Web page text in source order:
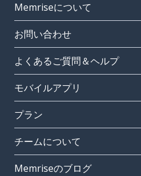
Memriseについて
お問い合わせ
よくあるご質問＆ヘルプ
モバイルアプリ
プラン
チームについて
Memriseのブログ